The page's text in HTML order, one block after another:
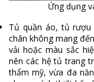
Ứng dụng
Tủ quần áo, tủ rượu
chân không mang
vải hoặc màu sắc
nên các hệ tủ trang
thẩm mỹ, vừa đa